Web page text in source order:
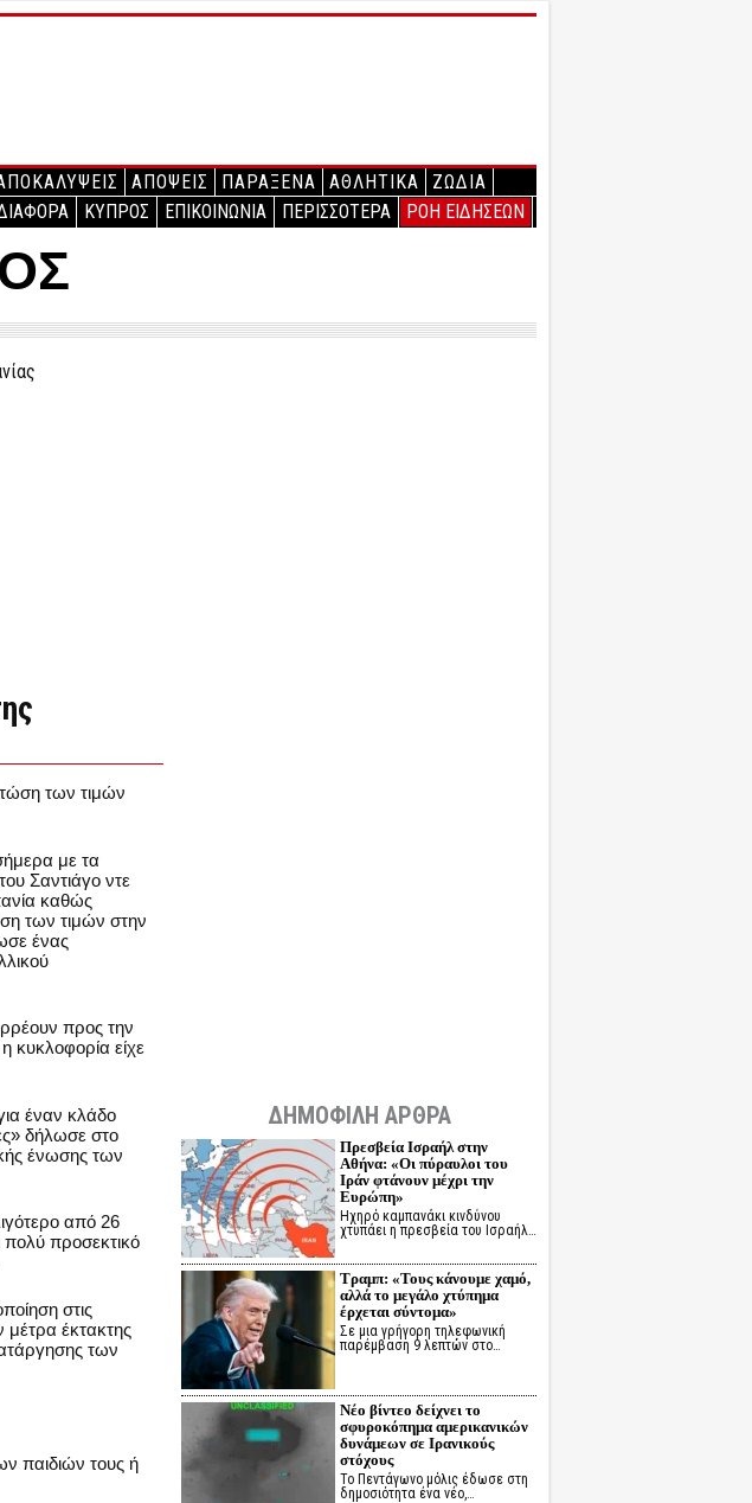
ΑΠΟΨΕΙΣ ΠΑΡΑΞΕΝΑ ΑΘΛΗΤΙΚΑ
ΖΩΔΙΑ
ΚΥΠΡΟΣ ΕΠΙΚΟΙΝΩΝΙΑ ΠΕΡΙΣΣΟΤΕΡΑ ΡΟΗ ΕΙΔΗΣΕΩΝ
των τιμών
με τα
Σαντιάγο ντε
καθώς
των τιμών στην
ένας
προς την
κυκλοφορία είχε
έναν κλάδο
δήλωσε στο
ένωσης των
από 26
πολύ προσεκτικό
στις
έκτακτης
των
παιδιών τους ή
ΔΗΜΟΦΙΛΗ ΑΡΘΡΑ
Πρεσβεία Ισραήλ στην
Αθήνα: «Οι πύραυλοι του
Ιράν φτάνουν μέχρι την
Ευρώπη»
Ηχηρό καμπανάκι κινδύνου
χτυπάει η πρεσβεία του Ισραήλ…
Τραμπ: «Τους κάνουμε χαμό,
αλλά το μεγάλο χτύπημα
έρχεται σύντομα»
Σε μια γρήγορη τηλεφωνική
παρέμβαση 9 λεπτών στο…
Νέο βίντεο δείχνει το
σφυροκόπημα αμερικανικών
δυνάμεων σε Ιρανικούς
στόχους
Το Πεντάγωνο μόλις έδωσε στη
δημοσιότητα ένα νέο,…